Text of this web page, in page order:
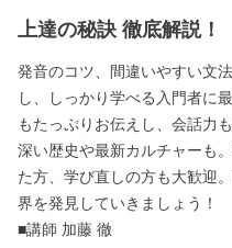
上達の秘訣 徹底解説！
発音のコツ、間違いやすい文
し、しっかり学べる入門者に
もたっぷりお伝えし、会話力
深い歴史や最新カルチャーも
た方、学び直しの方も大歓迎
界を発見していきましょう！
■講師 加藤 徹